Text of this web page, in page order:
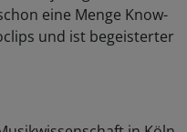
eine Menge Know-
und ist begeisterter
in Köln.